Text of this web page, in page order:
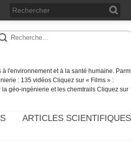
l'environnement et à la santé humaine.
: 135 vidéos Cliquez sur « Films » :
géo-ingénierie et les chemtrails Cliquez sur
ARTICLES SCIENTIFIQUES